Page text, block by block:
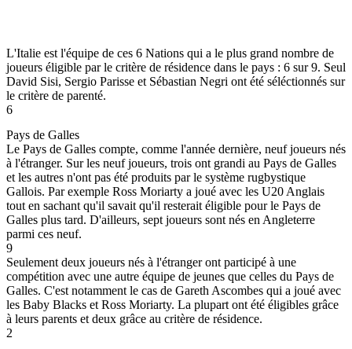
L'Italie est l'équipe de ces 6 Nations qui a le plus grand nombre de
joueurs éligible par le critère de résidence dans le pays : 6 sur 9. Seul
David Sisi, Sergio Parisse et Sébastian Negri ont été séléctionnés sur
le critère de parenté.
6
Pays de Galles
Le Pays de Galles compte, comme l'année dernière, neuf joueurs nés
à l'étranger. Sur les neuf joueurs, trois ont grandi au Pays de Galles
et les autres n'ont pas été produits par le système rugbystique
Gallois. Par exemple Ross Moriarty a joué avec les U20 Anglais
tout en sachant qu'il savait qu'il resterait éligible pour le Pays de
Galles plus tard. D'ailleurs, sept joueurs sont nés en Angleterre
parmi ces neuf.
9
Seulement deux joueurs nés à l'étranger ont participé à une
compétition avec une autre équipe de jeunes que celles du Pays de
Galles. C'est notamment le cas de Gareth Ascombes qui a joué avec
les Baby Blacks et Ross Moriarty. La plupart ont été éligibles grâce
à leurs parents et deux grâce au critère de résidence.
2